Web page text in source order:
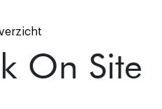
On Site